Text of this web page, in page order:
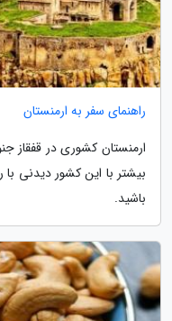
راهنمای سفر به ارمنستان
ارمنستان کشوری در قفقاز
بیشتر با این کشور دیدنی با
باشید.